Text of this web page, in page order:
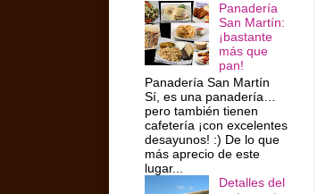
Panadería
San Martín:
¡bastante
más que
pan!
Panadería San Martín
Sí, es una panadería…
pero también tienen
cafetería ¡con excelentes
desayunos! :) De lo que
más aprecio de este
lugar...
Detalles del